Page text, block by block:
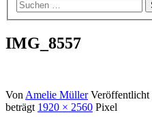
IMG_8557
VonAmelie Müller Veröffentlicht
beträgt 1920 × 2560 Pixel